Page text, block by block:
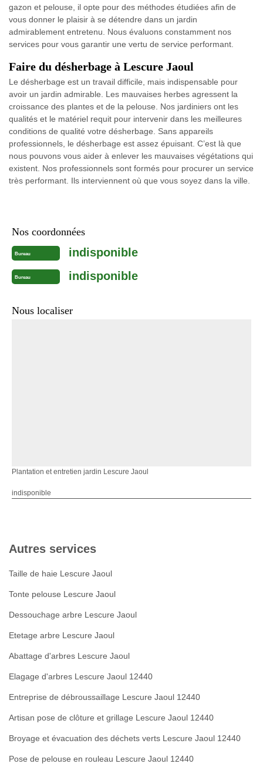
gazon et pelouse, il opte pour des méthodes étudiées afin de
vous donner le plaisir à se détendre dans un jardin
admirablement entretenu. Nous évaluons constamment nos
services pour vous garantir une vertu de service performant.
Faire du désherbage à Lescure Jaoul
Le désherbage est un travail difficile, mais indispensable pour
avoir un jardin admirable. Les mauvaises herbes agressent la
croissance des plantes et de la pelouse. Nos jardiniers ont les
qualités et le matériel requit pour intervenir dans les meilleures
conditions de qualité votre désherbage. Sans appareils
professionnels, le désherbage est assez épuisant. C’est là que
nous pouvons vous aider à enlever les mauvaises végétations qui
existent. Nos professionnels sont formés pour procurer un service
très performant. Ils interviennent où que vous soyez dans la ville.
Nos coordonnées
Bureau indisponible
Bureau indisponible
Nous localiser
Plantation et entretien jardin Lescure Jaoul
indisponible
Autres services
Taille de haie Lescure Jaoul
Tonte pelouse Lescure Jaoul
Dessouchage arbre Lescure Jaoul
Etetage arbre Lescure Jaoul
Abattage d'arbres Lescure Jaoul
Elagage d'arbres Lescure Jaoul 12440
Entreprise de débroussaillage Lescure Jaoul 12440
Artisan pose de clôture et grillage Lescure Jaoul 12440
Broyage et évacuation des déchets verts Lescure Jaoul 12440
Pose de pelouse en rouleau Lescure Jaoul 12440